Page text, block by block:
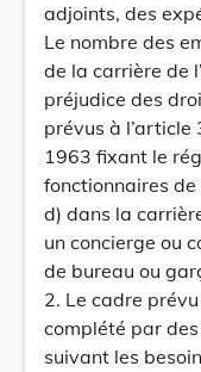
adjoints, des
Le nombre des
de la carrière de
préjudice des
prévus à l’article
1963 fixant le
fonctionnaires de
d) dans la
un concierge ou
de bureau ou
2. Le cadre
complété par
suivant les